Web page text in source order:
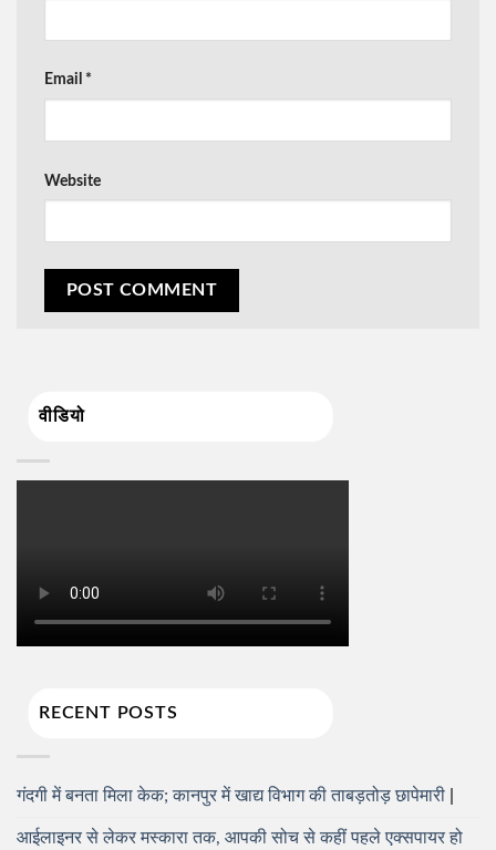
Email *
Website
वीडियो
RECENT POSTS
गंदगी में बनता मिला केक; कानपुर में खाद्य विभाग की ताबड़तोड़ छापेमारी
आईलाइनर से लेकर मस्कारा तक, आपकी सोच से कहीं पहले एक्सपायर हो